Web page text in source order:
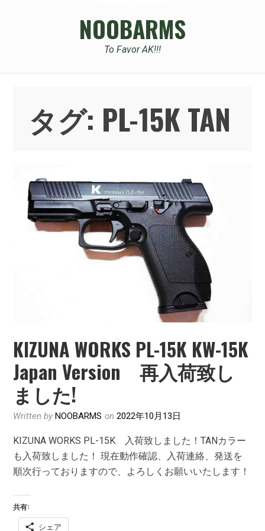
NOOBARMS
To Favor AK!!!
タグ: PL-15K TAN
KIZUNA WORKS PL-15K KW-15K
Japan Version 再入荷致し
ました!
Written by NOOBARMS on2022年10月13日
KIZUNA WORKS PL-15K 入荷致しました！TANカラー
も入荷致しました！ 現在動作確認、入荷連絡、発送を
順次行っておりますので、よろしくお願いいたします！
共有:
シェア